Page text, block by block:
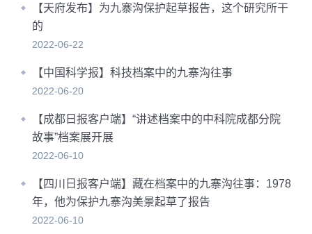
【天府发布】为九寨沟保护起草报告，这个研究所干
的
2022-06-22
【中国科学报】科技档案中的九寨沟往事
2022-06-20
【成都日报客户端】“讲述档案中的中科院成都分院
故事”档案展开展
2022-06-10
【四川日报客户端】藏在档案中的九寨沟往事：1978
年，他为保护九寨沟美景起草了报告
2022-06-10